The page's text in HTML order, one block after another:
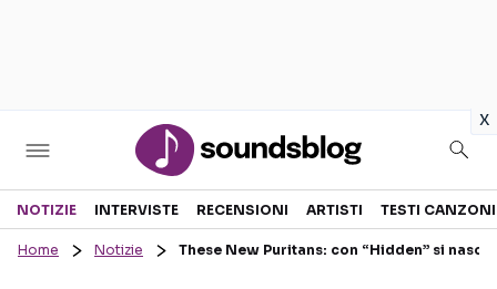
x
Sezioni
NOTIZIE INTERVISTE RECENSIONI ARTISTI TESTI CANZONI
Home Notizie These New Puritans: con “Hidden” si